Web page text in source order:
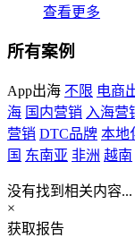
查看更多
所有案例
App出海 不限 电商
海 国内营销 入海营
营销 DTC品牌 本地
国 东南亚 非洲 越南
没有找到相关内容...
×
获取报告